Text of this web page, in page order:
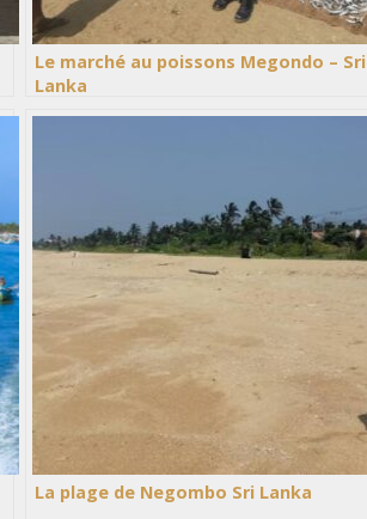
Le marché au poissons Megondo – Sri
Lanka
La plage de Negombo Sri Lanka